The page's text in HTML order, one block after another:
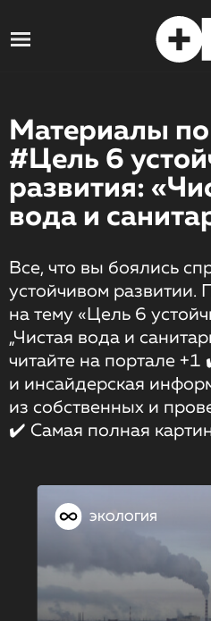
Материалы по
#Цель 6
развития:
вода и
Все, что вы боялись
устойчивом развитии.
на тему «Цель 6
„Чистая вода и
читайте на портале
и инсайдерская
из собственных и
✔️ Самая полная
ЭКОЛОГИЯ